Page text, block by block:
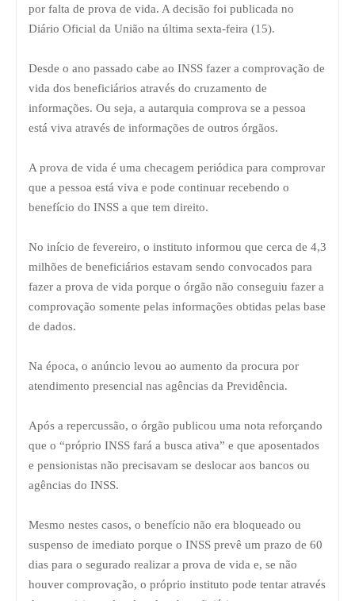
por falta de prova de vida. A decisão foi publicada no
Diário Oficial da União na última sexta-feira (15).
Desde o ano passado cabe ao INSS fazer a comprovação de
vida dos beneficiários através do cruzamento de
informações. Ou seja, a autarquia comprova se a pessoa
está viva através de informações de outros órgãos.
A prova de vida é uma checagem periódica para comprovar
que a pessoa está viva e pode continuar recebendo o
benefício do INSS a que tem direito.
No início de fevereiro, o instituto informou que cerca de 4,3
milhões de beneficiários estavam sendo convocados para
fazer a prova de vida porque o órgão não conseguiu fazer a
comprovação somente pelas informações obtidas pelas base
de dados.
Na época, o anúncio levou ao aumento da procura por
atendimento presencial nas agências da Previdência.
Após a repercussão, o órgão publicou uma nota reforçando
que o “próprio INSS fará a busca ativa” e que aposentados
e pensionistas não precisavam se deslocar aos bancos ou
agências do INSS.
Mesmo nestes casos, o benefício não era bloqueado ou
suspenso de imediato porque o INSS prevê um prazo de 60
dias para o segurado realizar a prova de vida e, se não
houver comprovação, o próprio instituto pode tentar através